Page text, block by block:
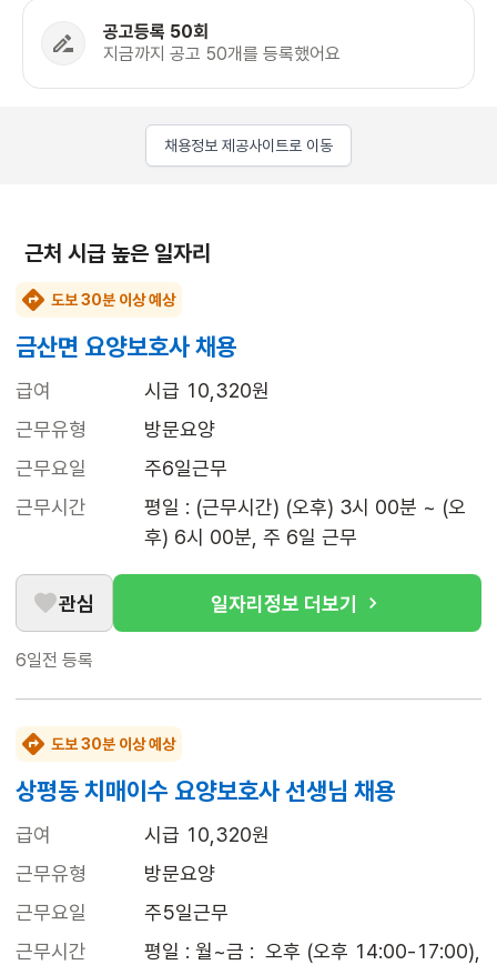
공고등록 50회
지금까지 공고 50개를 등록했어요
채용정보 제공사이트로 이동
근처 시급 높은 일자리
도보 30분 이상 예상
금산면 요양보호사 채용
급여
시급 10,320원
근무유형
방문요양
근무요일
주6일근무
근무시간
평일 : (근무시간) (오후) 3시 00분 ~ (오
후) 6시 00분, 주 6일 근무
관심 일자리정보 더보기
6일전 등록
도보 30분 이상 예상
상평동 치매이수 요양보호사 선생님 채용
급여
시급 10,320원
근무유형
방문요양
근무요일
주5일근무
근무시간
평일 : 월~금 :  오후 (오후 14:00-17:00),